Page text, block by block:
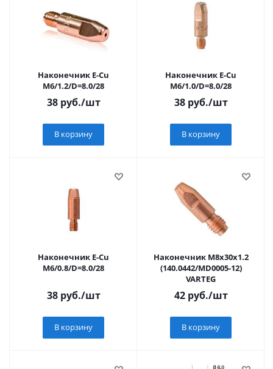
Наконечник E-Cu
M6/1.2/D=8.0/28
38руб./шт
В корзину
Наконечник E-Cu
M6/1.0/D=8.0/28
38руб./шт
В корзину
Наконечник E-Cu
M6/0.8/D=8.0/28
38руб./шт
В корзину
Наконечник M8х30х1.2
(140.0442/MD0005-12)
VARTEG
42руб./шт
В корзину